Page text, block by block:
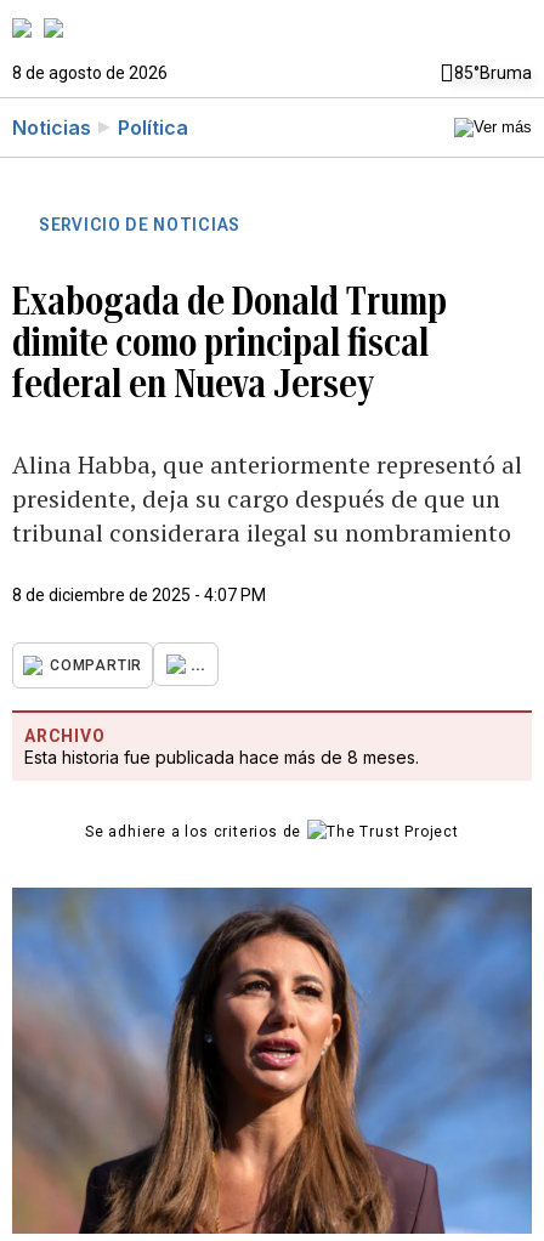
8 de agosto de 2026 85°Bruma
Noticias Política
SERVICIO DE NOTICIAS
Exabogada de Donald Trump
dimite como principal fiscal
federal en Nueva Jersey
Alina Habba, que anteriormente representó al
presidente, deja su cargo después de que un
tribunal considerara ilegal su nombramiento
8 de diciembre de 2025 - 4:07 PM
COMPARTIR ...
ARCHIVO
Esta historia fue publicada hace más de 8 meses.
Se adhiere a los criterios de